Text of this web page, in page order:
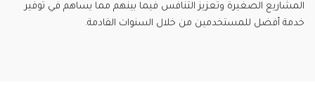
المشاريع الصغيرة وتعزيز التنافس فيما بينهم مما يساهم في توفير
خدمة أفضل للمستخدمين من خلال السنوات القادمة.